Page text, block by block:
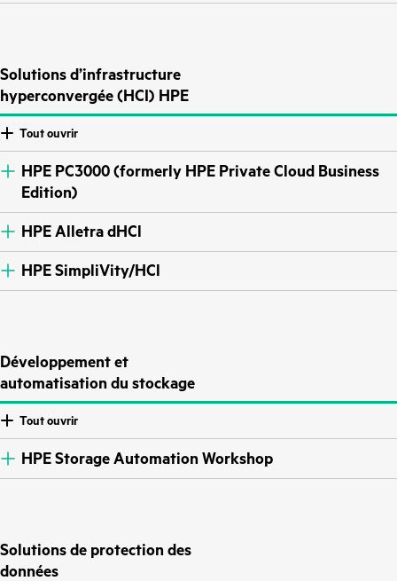
Solutions d’infrastructure
hyperconvergée (HCI) HPE
Tout ouvrir
HPE PC3000 (formerly HPE Private Cloud Business
Edition)
HPE Alletra dHCl
HPE SimpliVity/HCl
Développement et
automatisation du stockage
Tout ouvrir
HPE Storage Automation Workshop
Solutions de protection des
données